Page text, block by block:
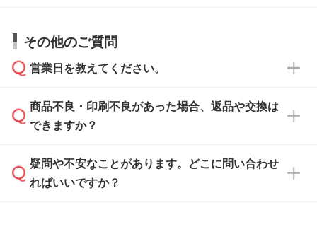
い合わせください。
なお、印刷用データの作り方に関する詳細は、
から添付してお送りください。
・解像度の低いデータをトレース/調整してほ
しい
解像度の低い画像や、手書きのイラスト、写真
などを、印刷に適したベクターデータに変換し
・フルカラーデータを1色に変換してほしい
お見積・ご注文・
相談いただきますと、担当スタッフがお客様の
ご希望や商品の本体色を確認し、印刷色をご提
本体色がブラック、ネイビーなど濃色の場合は
白色か淡い色の印刷色をおすすめしておりま
す。
本体色がナチュラルなど淡色の場合、印刷をく
っきりと目立たせたいときは濃い印刷色が、柔
らかい雰囲気にしたいときは淡い印刷色が映え
その他のご質問
営業日を教えてください。
営業日は平日の10:00～18:00で、土日祝日はお
休みとなります。注文・見積・お問い合わせ
速やかに対応いたします。
商品不良・印刷不良があった場合、返品や交換は
できますか？
お手数をお掛けいたしますが、至急担当スタッ
フまでご連絡ください。商品の状況を確認し、
疑問や不安なことがあります。どこに問い合わせ
ればいいですか？